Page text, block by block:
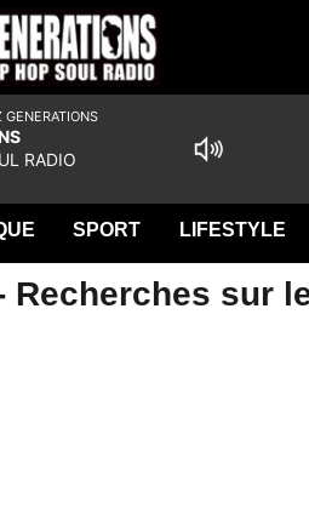
SPORT LIFESTYLE
Recherches sur
RADIO